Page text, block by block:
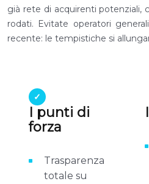
già rete di acquirenti potenziali,
rodati. Evitate operatori
recente: le tempistiche si
I punti di
forza
Trasparenza
totale su